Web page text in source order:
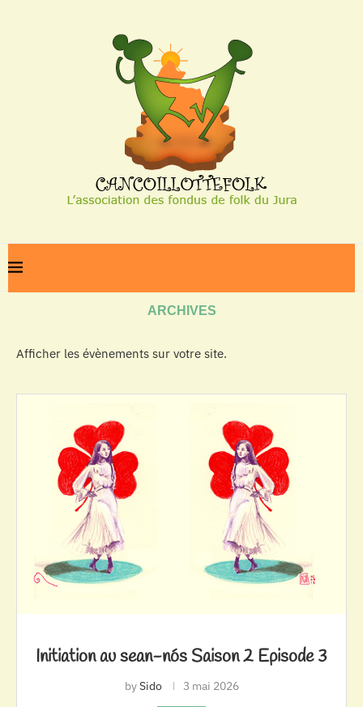
ARCHIVES
Afficher les évènements sur votre site.
Initiation au sean-nós Saison 2 Episode 3
bySido 3 mai 2026